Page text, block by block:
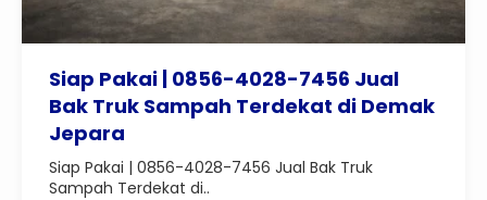
Siap Pakai | 0856-4028-7456 Jual
Bak Truk Sampah Terdekat di Demak
Jepara
Siap Pakai | 0856-4028-7456 Jual Bak Truk
Sampah Terdekat di..